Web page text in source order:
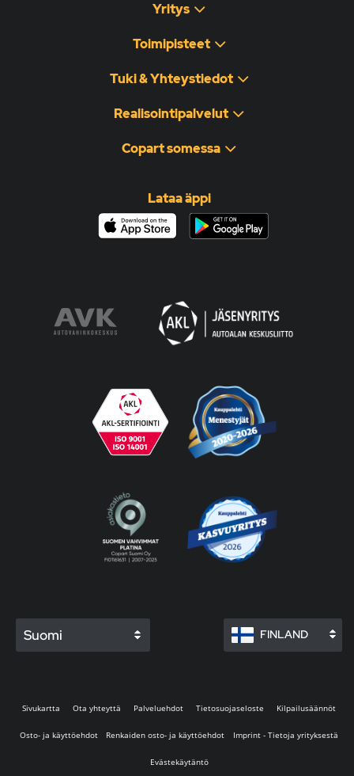
Yritys
Toimipisteet
Tuki & Yhteystiedot
Realisointipalvelut
Copart somessa
Lataa äppi
Suomi FINLAND
Sivukartta Ota yhteyttä Palveluehdot Tietosuojaseloste Kilpailusäännöt
Osto- ja käyttöehdot Renkaiden osto- ja käyttöehdot Imprint - Tietoja yrityksestä
Evästekäytäntö